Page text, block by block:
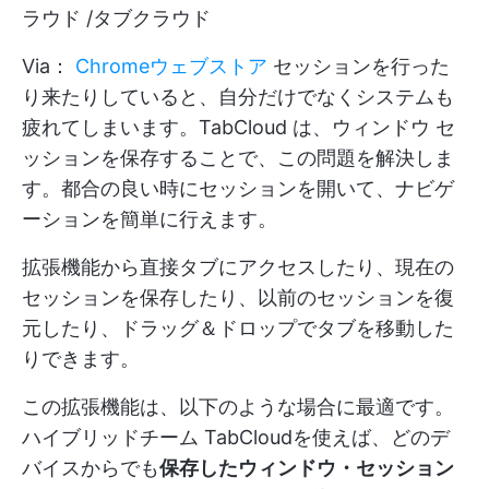
ラウド /タブクラウド
Via： Chromeウェブストア セッションを行った
り来たりしていると、自分だけでなくシステムも
疲れてしまいます。TabCloud は、ウィンドウ セ
ッションを保存することで、この問題を解決しま
す。都合の良い時にセッションを開いて、ナビゲ
ーションを簡単に行えます。
拡張機能から直接タブにアクセスしたり、現在の
セッションを保存したり、以前のセッションを復
元したり、ドラッグ＆ドロップでタブを移動した
りできます。
この拡張機能は、以下のような場合に最適です。
ハイブリッドチーム TabCloudを使えば、どのデ
バイスからでも保存したウィンドウ・セッション